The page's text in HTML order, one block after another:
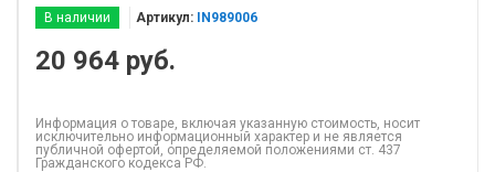
В наличии Артикул: IN989006
20 964 руб.
Информация о товаре, включая указанную стоимость, носит
исключительно информационный характер и не является
публичной офертой, определяемой положениями ст. 437
Гражданского кодекса РФ.